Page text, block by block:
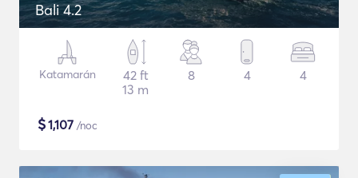
Bali 4.2
Katamarán
42 ft
13 m
8 4 4
$1,107 /noc